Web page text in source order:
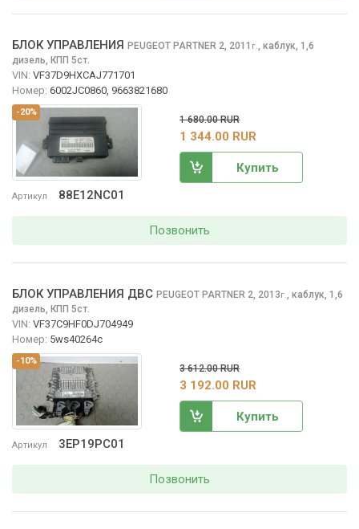
-20%
Артикул 88E12NC01
БЛОК УПРАВЛЕНИЯ PEUGEOT PARTNER 2, 2011 г., каблук, 1,6
дизель, КПП 5ст.
VIN: VF37D9HXCAJ771701
Номер: 6002JC0860, 9663821680
1 680.00 RUR
1 344.00 RUR
Купить
Позвонить
-10%
Артикул 3EP19PC01
БЛОК УПРАВЛЕНИЯ ДВС PEUGEOT PARTNER 2, 2013г., каблук, 1,6
дизель, КПП 5ст.
VIN: VF37C9HF0DJ704949
Номер: 5ws40264c
3 612.00 RUR
3 192.00 RUR
Купить
Позвонить